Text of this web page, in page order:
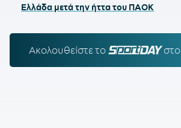
Ελλάδα μετά την ήττα του ΠΑΟΚ
Ακολουθείστε τo SPORTDAY.GR
στο